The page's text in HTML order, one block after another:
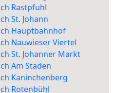
Rastpfuhl
St. Johann
Hauptbahnhof
Nauwieser Viertel
St. Johanner Markt
Am Staden
Kaninchenberg
Rotenbühl